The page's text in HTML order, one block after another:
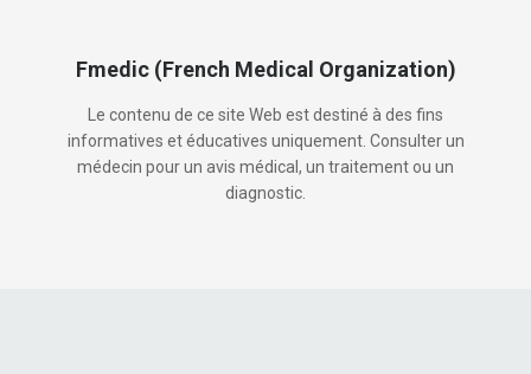
Fmedic (French Medical Organization)
Le contenu de ce site Web est destiné à des fins
informatives et éducatives uniquement. Consulter un
médecin pour un avis médical, un traitement ou un
diagnostic.